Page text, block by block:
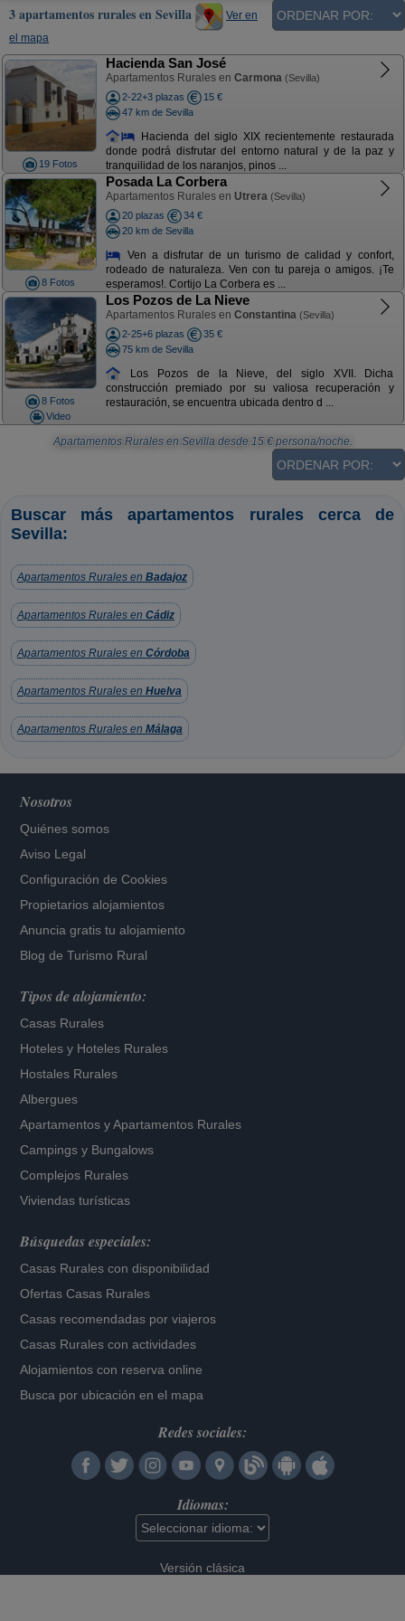
3 apartamentos rurales en Sevilla
Ver en
el mapa
19 Fotos
Hacienda San José
Apartamentos Rurales en Carmona (Sevilla)
2-22+3 plazas
15 €
47 km de Sevilla
Hacienda del siglo XIX recientemente restaurada
donde podrá disfrutar del entorno natural y de la paz y
tranquilidad de los naranjos, pinos ...
8 Fotos
Posada La Corbera
Apartamentos Rurales en Utrera (Sevilla)
20 plazas
34 €
20 km de Sevilla
Ven a disfrutar de un turismo de calidad y confort,
rodeado de naturaleza. Ven con tu pareja o amigos. ¡Te
esperamos!. Cortijo La Corbera es ...
8 Fotos
Video
Los Pozos de La Nieve
Apartamentos Rurales en Constantina (Sevilla)
2-25+6 plazas
35 €
75 km de Sevilla
Los Pozos de la Nieve, del siglo XVII. Dicha
construcción premiado por su valiosa recuperación y
restauración, se encuentra ubicada dentro d ...
Apartamentos Rurales en Sevilla desde 15€ persona/noche.
Buscar más apartamentos rurales cerca de
Sevilla:
Apartamentos Rurales en Badajoz
Apartamentos Rurales en Cádiz
Apartamentos Rurales en Córdoba
Apartamentos Rurales en Huelva
Apartamentos Rurales en Málaga
Nosotros
Quiénes somos
Aviso Legal
Configuración de Cookies
Propietarios alojamientos
Anuncia gratis tu alojamiento
Blog de Turismo Rural
Tipos de alojamiento:
Casas Rurales
Hoteles y Hoteles Rurales
Hostales Rurales
Albergues
Apartamentos yApartamentos Rurales
Campings y Bungalows
Complejos Rurales
Viviendas turísticas
Búsquedas especiales:
Casas Rurales con disponibilidad
Ofertas Casas Rurales
Casas recomendadas por viajeros
Casas Rurales con actividades
Alojamientos con reserva online
Busca por ubicación en el mapa
Redes sociales:
Idiomas:
Versión clásica